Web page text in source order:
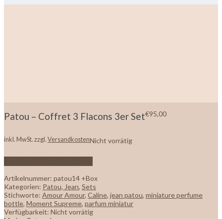
Patou – Coffret 3 Flacons 3er Set€95,00
inkl. MwSt. zzgl. VersandkostenNicht vorrätig
Artikelnummer: patou14 +Box
Kategorien: Patou, Jean, Sets
Stichworte: Amour Amour, Caline, jean patou, miniature perfume
bottle, Moment Supreme, parfum miniatur
Verfügbarkeit: Nicht vorrätig